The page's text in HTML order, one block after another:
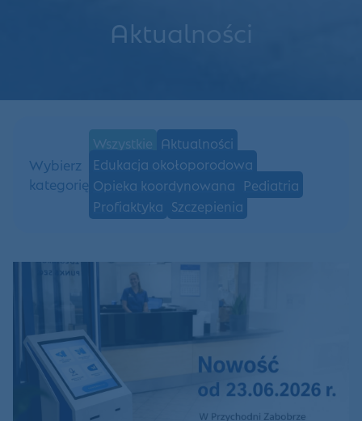
Aktualności
Wybierz
kategorię
Wszystkie Aktualności
Edukacja okołoporodowa
Opieka koordynowana Pediatria
Profiaktyka Szczepienia